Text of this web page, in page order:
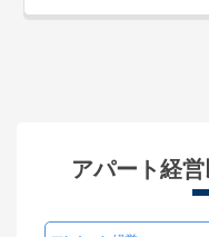
アパート経